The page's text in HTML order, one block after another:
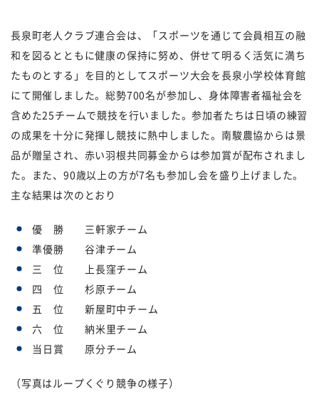
採用 あゆみ（沿革）
お問い合せ お知らせ
行事予定 リンク
プライバシーポリシー
カスタマーハラスメントに
対する基本方針
長泉町老人クラブ連合会は、「スポーツを通じて会員相互の融
和を図るとともに健康の保持に努め、併せて明るく活気に満ち
たものとする」を目的としてスポーツ大会を長泉小学校体育館
にて開催しました。総勢700名が参加し、身体障害者福祉会を
含めた25チームで競技を行いました。参加者たちは日頃の練習
の成果を十分に発揮し競技に熱中しました。南駿農協からは景
品が贈呈され、赤い羽根共同募金からは参加賞が配布されまし
た。また、90歳以上の方が7名も参加し会を盛り上げました。
主な結果は次のとおり
優 勝 三軒家チーム
準優勝 谷津チーム
三 位 上長窪チーム
四 位 杉原チーム
五 位 新屋町中チーム
六 位 納米里チーム
当日賞 原分チーム
（写真はループくぐり競争の様子）